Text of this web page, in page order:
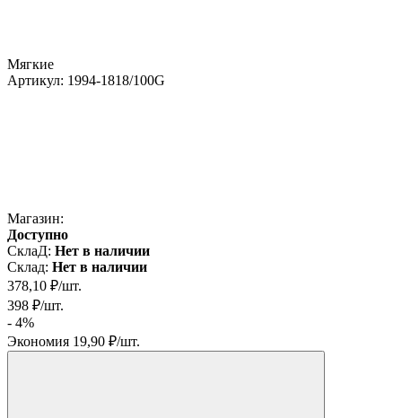
Мягкие
Артикул: 1994-1818/100G
Магазин:
Доступно
СклаД: Нет в наличии
Склад: Нет в наличии
378,10 ₽/шт.
398 ₽/шт.
- 4%
Экономия 19,90 ₽/шт.